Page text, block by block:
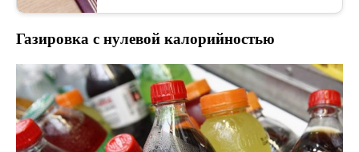
Газировка с нулевой калорийностью